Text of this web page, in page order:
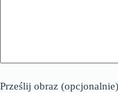
Prześlij obraz (opcjonalnie)